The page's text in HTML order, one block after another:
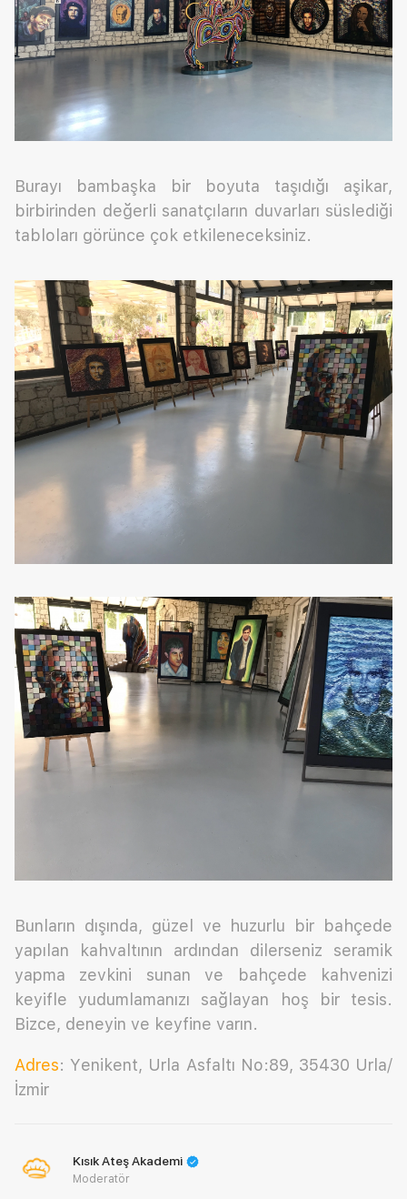
Burayı bambaşka bir boyuta taşıdığı aşikar,
birbirinden değerli sanatçıların duvarları süslediği
tabloları görünce çok etkileneceksiniz.
Bunların dışında, güzel ve huzurlu bir bahçede
yapılan kahvaltının ardından dilerseniz seramik
yapma zevkini sunan ve bahçede kahvenizi
keyifle yudumlamanızı sağlayan hoş bir tesis.
Bizce, deneyin ve keyfine varın.
Adres: Yenikent, Urla Asfaltı No:89, 35430 Urla/
İzmir
Kısık Ateş Akademi
Moderatör